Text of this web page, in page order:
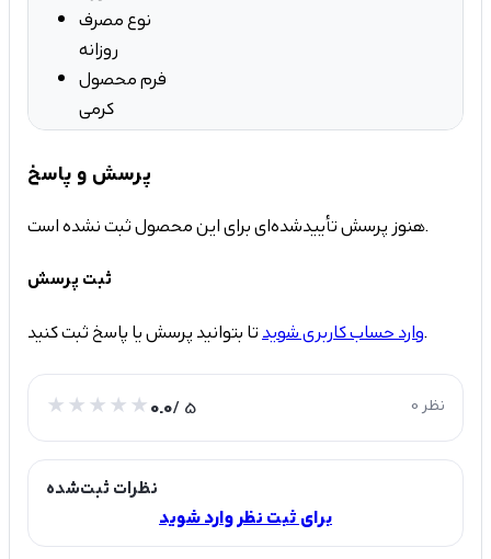
نوع مصرف
روزانه
فرم محصول
کرمی
پرسش و پاسخ
هنوز پرسش تأییدشده‌ای برای این محصول ثبت نشده است.
ثبت پرسش
وارد حساب کاربری شویدتا بتوانید پرسش یا پاسخ ثبت کنید.
0.0/ 5 0 نظر
نظرات ثبت‌شده
برای ثبت نظر وارد شوید